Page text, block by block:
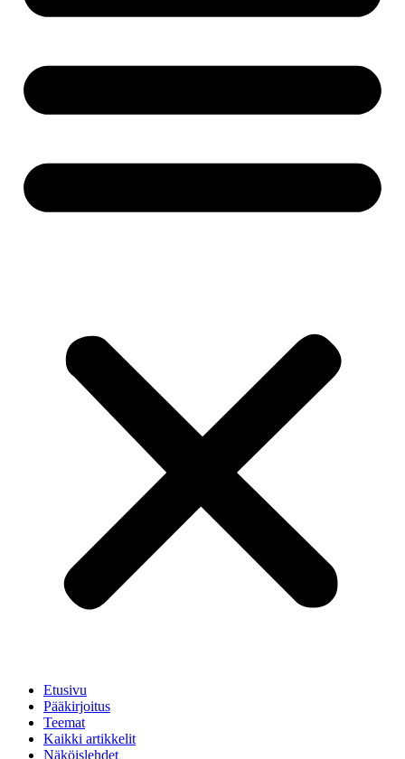
Etusivu
Pääkirjoitus
Teemat
Kaikki artikkelit
Näköislehdet